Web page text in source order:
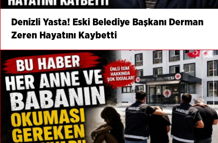
Denizli Yasta! Eski Belediye Başkanı Derman
Zeren Hayatını Kaybetti